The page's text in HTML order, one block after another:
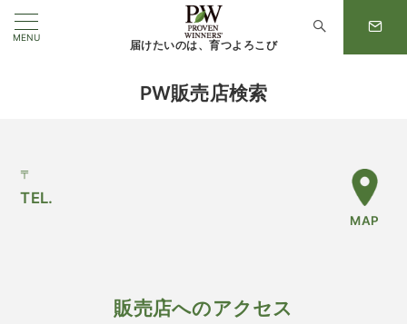
MENU
届けたいのは、育つよろこび
PW販売店検索
〒
TEL.
MAP
販売店へのアクセス